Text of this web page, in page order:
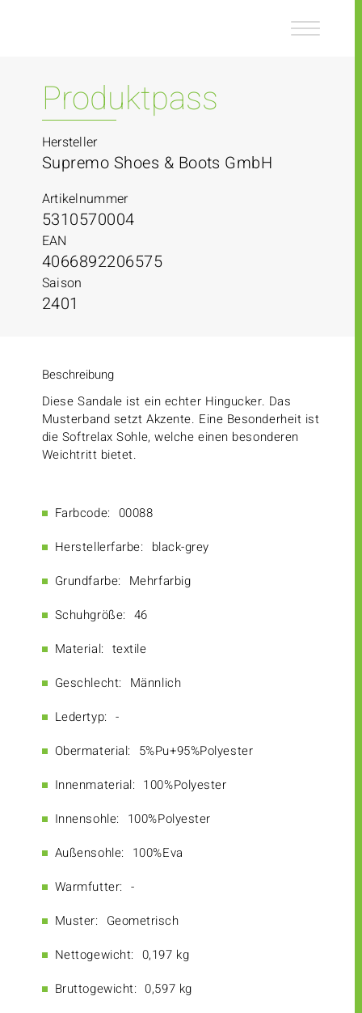
Produktpass
Hersteller
Supremo Shoes & Boots GmbH
Artikelnummer
5310570004
EAN
4066892206575
Saison
2401
Beschreibung
Diese Sandale ist ein echter Hingucker. Das
Musterband setzt Akzente. Eine Besonderheit ist
die Softrelax Sohle, welche einen besonderen
Weichtritt bietet.
Farbcode: 00088
Herstellerfarbe: black-grey
Grundfarbe: Mehrfarbig
Schuhgröße: 46
Material: textile
Geschlecht: Männlich
Ledertyp: -
Obermaterial: 5%Pu+95%Polyester
Innenmaterial: 100%Polyester
Innensohle: 100%Polyester
Außensohle: 100%Eva
Warmfutter: -
Muster: Geometrisch
Nettogewicht: 0,197 kg
Bruttogewicht: 0,597 kg